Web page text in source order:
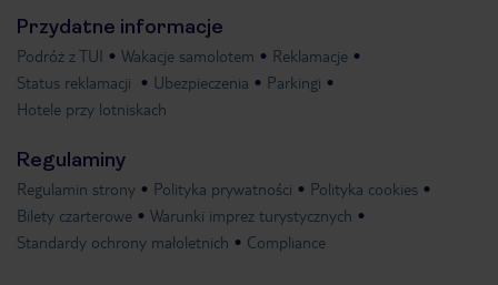
Przydatne informacje
Podróż z TUI Wakacje samolotem
Reklamacje
Status reklamacji
Ubezpieczenia
Parkingi
Hotele przy lotniskach
Regulaminy
Regulamin strony Polityka prywatności
Polityka cookies
Bilety czarterowe
Warunki imprez turystycznych
Standardy ochrony małoletnich
Compliance